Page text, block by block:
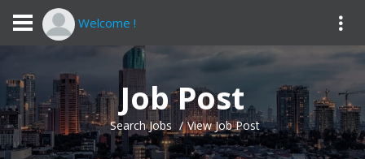
Job Post
Search Jobs View Job Post
Welcome !